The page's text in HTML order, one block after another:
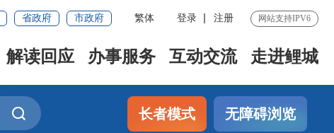
省政府 市政府 繁体 登录 注册 网站支持IPV6
解读回应 办事服务 互动交流 走进鲤城
长者模式 无障碍浏览